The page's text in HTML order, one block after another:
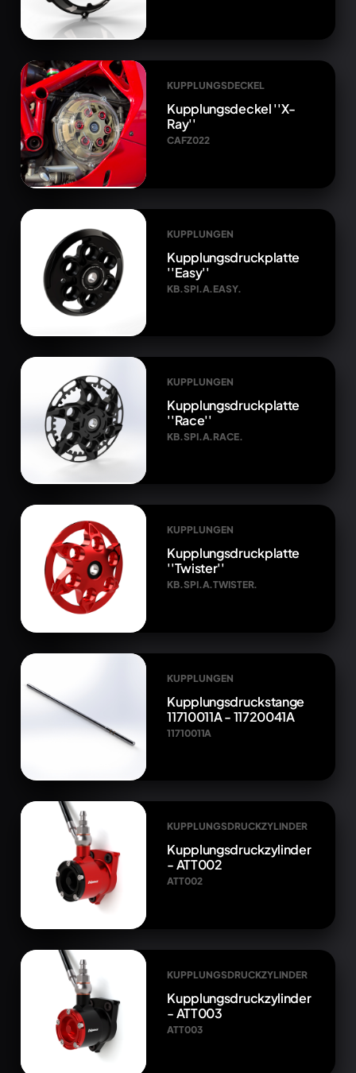
KUPPLUNGSDECKEL
Kupplungsdeckel ''X-
Ray''
CAFZ022
KUPPLUNGEN
Kupplungsdruckplatte
''Easy''
KB.SPI.A.EASY.
KUPPLUNGEN
Kupplungsdruckplatte
''Race''
KB.SPI.A.RACE.
KUPPLUNGEN
Kupplungsdruckplatte
''Twister''
KB.SPI.A.TWISTER.
KUPPLUNGEN
Kupplungsdruckstange
11710011A - 11720041A
11710011A
KUPPLUNGSDRUCKZYLINDER
Kupplungsdruckzylinder
- ATT002
ATT002
KUPPLUNGSDRUCKZYLINDER
Kupplungsdruckzylinder
- ATT003
ATT003